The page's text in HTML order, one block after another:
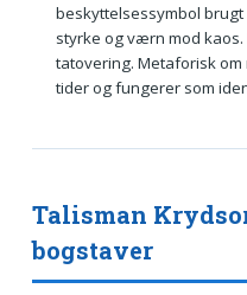
beskyttelsessymbol
styrke og værn mod
tatovering. Metaforisk
tider og fungerer som
Talisman
bogstaver